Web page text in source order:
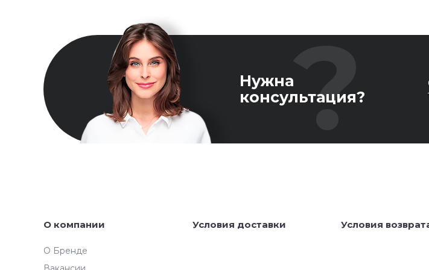
Нужна
консультация?
О компании
О Бренде
Условия доставки Условия